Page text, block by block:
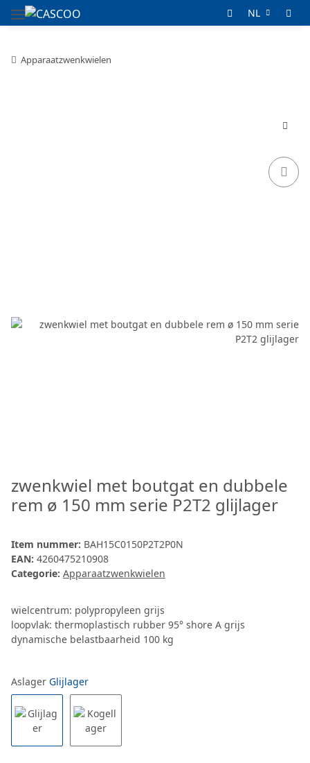
NL
Apparaatzwenkwielen
zwenkwiel met boutgat en dubbele
rem ø 150 mm serie P2T2 glijlager
Item nummer: BAH15C0150P2T2P0N
EAN: 4260475210908
Categorie: Apparaatzwenkwielen
wielcentrum: polypropyleen grijs
loopvlak: thermoplastisch rubber 95° shore A grijs
dynamische belastbaarheid 100 kg
Aslager Glijlager